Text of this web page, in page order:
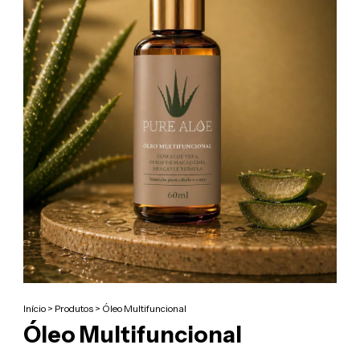
Início > Produtos > Óleo Multifuncional
Óleo Multifuncional